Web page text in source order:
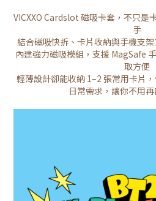
VICXXO Cardslot 磁吸卡套，不只是
手
結合磁吸快拆、卡片收納與手機支
內建強力磁吸模組，支援 MagSafe
取方便
輕薄設計卻能收納 1–2 張常用卡片
日常需求，讓你不用